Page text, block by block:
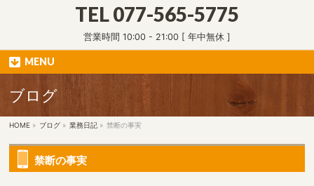
TEL077-565-5775
営業時間 10:00 - 21:00 [ 年中無休 ]
MENU
ブログ
HOME » ブログ » 業務日記 » 禁断の事実
禁断の事実